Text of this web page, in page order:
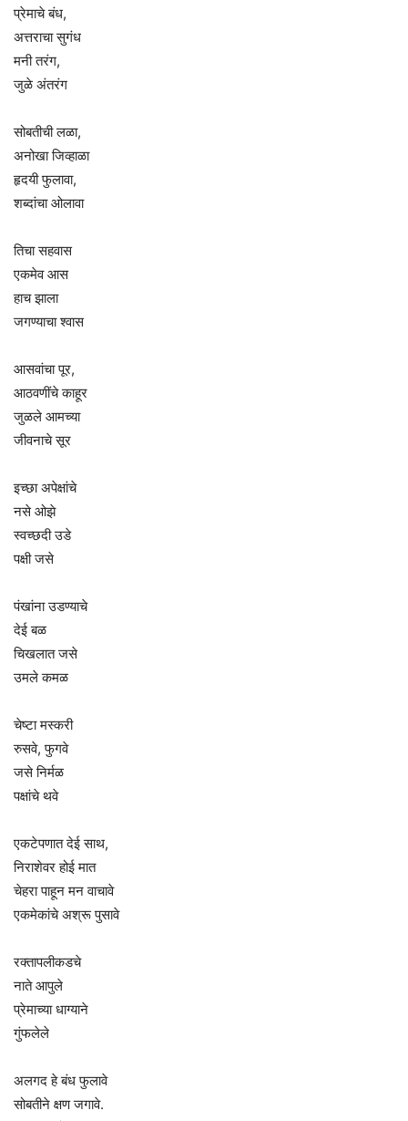
प्रेमाचे बंध,
अत्तराचा सुगंध
मनी तरंग,
जुळे अंतरंग
सोबतीची लळा,
अनोखा जिव्हाळा
हृदयी फुलावा,
शब्दांचा ओलावा
तिचा सहवास
एकमेव आस
हाच झाला
जगण्याचा श्वास
आसवांचा पूर,
आठवणींचे काहूर
जुळले आमच्या
जीवनाचे सूर
इच्छा अपेक्षांचे
नसे ओझे
स्वच्छदी उडे
पक्षी जसे
पंखांना उडण्याचे
देई बळ
चिखलात जसे
उमले कमळ
चेष्टा मस्करी
रुसवे, फुगवे
जसे निर्मळ
पक्षांचे थवे
एकटेपणात देई साथ,
निराशेवर होई मात
चेहरा पाहून मन वाचावे
एकमेकांचे अश्रू पुसावे
रक्तापलीकडचे
नाते आपुले
प्रेमाच्या धाग्याने
गुंफलेले
अलगद हे बंध फुलावे
सोबतीने क्षण जगावे.